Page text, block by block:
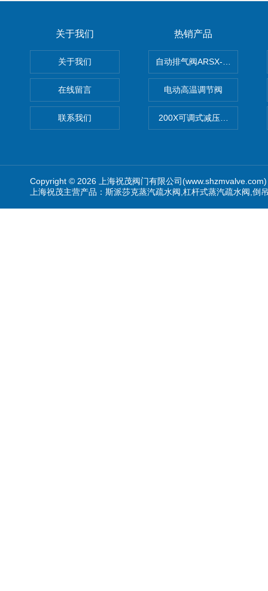
关于我们
关于我们
在线留言
联系我们
热销产品
自动排气阀ARSX-0015/
电动高温调节阀
200X可调式减压阀（减压稳
Copyright © 2026 上海祝茂阀门有限公司
上海祝茂主营产品：斯派莎克蒸汽疏水阀,杠杆式蒸汽疏水阀,倒